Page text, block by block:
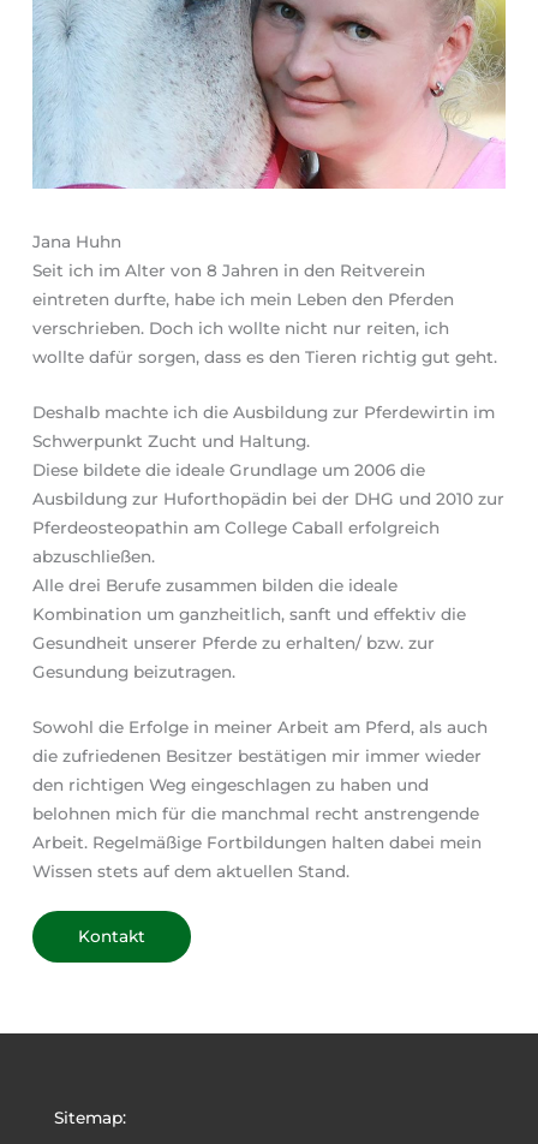
Jana Huhn
Seit ich im Alter von 8 Jahren in den Reitverein
eintreten durfte, habe ich mein Leben den Pferden
verschrieben. Doch ich wollte nicht nur reiten, ich
wollte dafür sorgen, dass es den Tieren richtig gut geht.
Deshalb machte ich die Ausbildung zur Pferdewirtin im
Schwerpunkt Zucht und Haltung.
Diese bildete die ideale Grundlage um 2006 die
Ausbildung zur Huforthopädin bei der DHG und 2010 zur
Pferdeosteopathin am College Caball erfolgreich
abzuschließen.
Alle drei Berufe zusammen bilden die ideale
Kombination um ganzheitlich, sanft und effektiv die
Gesundheit unserer Pferde zu erhalten/ bzw. zur
Gesundung beizutragen.
Sowohl die Erfolge in meiner Arbeit am Pferd, als auch
die zufriedenen Besitzer bestätigen mir immer wieder
den richtigen Weg eingeschlagen zu haben und
belohnen mich für die manchmal recht anstrengende
Arbeit. Regelmäßige Fortbildungen halten dabei mein
Wissen stets auf dem aktuellen Stand.
Kontakt
Sitemap: